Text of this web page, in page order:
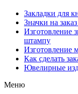
Закладки для
Значки на
Изготовление
штампу
Изготовление
Как сделать
Ювелирные
Меню